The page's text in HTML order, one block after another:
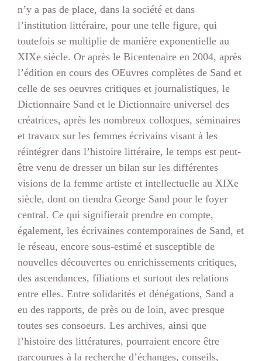
n’y a pas de place, dans la société et dans
l’institution littéraire, pour une telle figure, qui
toutefois se multiplie de manière exponentielle au
XIXe siècle. Or après le Bicentenaire en 2004, après
l’édition en cours des OEuvres complètes de Sand et
celle de ses oeuvres critiques et journalistiques, le
Dictionnaire Sand et le Dictionnaire universel des
créatrices, après les nombreux colloques, séminaires
et travaux sur les femmes écrivains visant à les
réintégrer dans l’histoire littéraire, le temps est peut-
être venu de dresser un bilan sur les différentes
visions de la femme artiste et intellectuelle au XIXe
siècle, dont on tiendra George Sand pour le foyer
central. Ce qui signifierait prendre en compte,
également, les écrivaines contemporaines de Sand, et
le réseau, encore sous-estimé et susceptible de
nouvelles découvertes ou enrichissements critiques,
des ascendances, filiations et surtout des relations
entre elles. Entre solidarités et dénégations, Sand a
eu des rapports, de près ou de loin, avec presque
toutes ses consoeurs. Les archives, ainsi que
l’histoire des littératures, pourraient encore être
parcourues à la recherche d’échanges, conseils,